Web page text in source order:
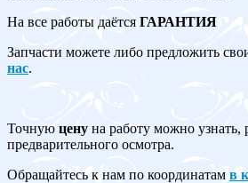
На все работы даётсяГАРАНТИЯ
Запчасти можете либо предложить
нас.
Точную цену на работу можно узнать,
предварительного осмотра.
Обращайтесь к нам по координатам в